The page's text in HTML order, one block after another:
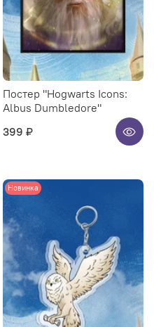
Постер "Hogwarts Icons:
Albus Dumbledore"
399 ₽
Новинка